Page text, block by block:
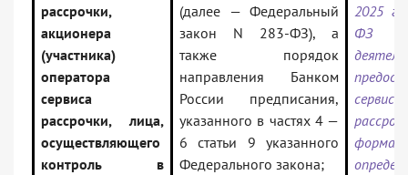
рассрочки,
акционера
(участника)
оператора
сервиса
рассрочки, лица,
осуществляющего
контроль в
(далее — Федеральный
закон N 283-ФЗ), а
также порядок
направления Банком
России предписания,
указанного в частях 4 —
6 статьи 9 указанного
Федерального закона;
2025
сервиса
формах,